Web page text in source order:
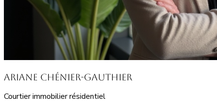
Ariane Chénier-Gauthier
Courtier immobilier résidentiel